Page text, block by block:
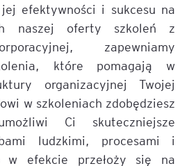
efektywności i sukcesu na
naszej oferty szkoleń z
zapewniamy
które pomagają w
organizacyjnej Twojej
w szkoleniach zdobędziesz
Ci skuteczniejsze
ludzkimi, procesami i
w efekcie przełoży się na